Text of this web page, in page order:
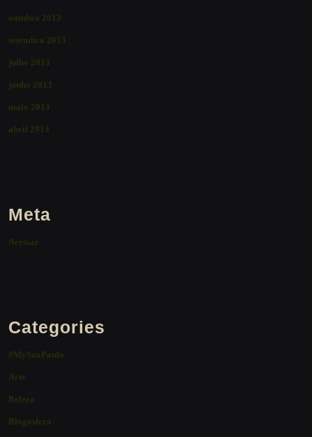
outubro 2013
setembro 2013
julho 2013
junho 2013
maio 2013
abril 2013
Meta
Acessar
Categories
#MySaoPaulo
Arte
Beleza
Blogosfera